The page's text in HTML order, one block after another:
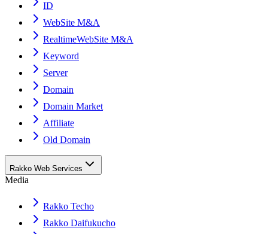
ID
WebSite M&A
RealtimeWebSite M&A
Keyword
Server
Domain
Domain Market
Affiliate
Old Domain
Rakko Web Services
Media
Rakko Techo
Rakko Daifukucho